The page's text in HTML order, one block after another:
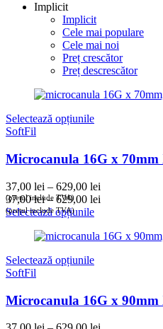
Implicit
Implicit
Cele mai populare
Cele mai noi
Preț crescător
Preț descrescător
Selectează opțiunile
SoftFil
Microcanula 16G x
37,00 lei – 629,00 lei
până
(prețul include TVA)
37,00lei – 629,00 lei
37,00 lei
(prețul include TVA)
Selectează opțiunile
Selectează opțiunile
SoftFil
Microcanula 16G x